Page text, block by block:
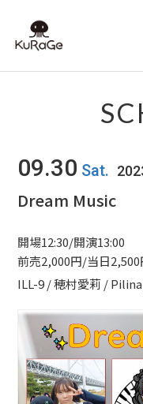
09.30 Sat.
Dream Music
開場12:30/開演13:00
前売2,000円/当日
ILL-9 / 穂村愛莉 /